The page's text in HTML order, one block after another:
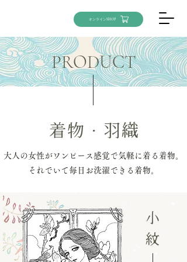
オンラインSHOP
PRODUCT
着物・羽織
大人の女性がワンピース感覚で気軽に着る着物。
それでいて毎日お洗濯できる着物。
小
紋